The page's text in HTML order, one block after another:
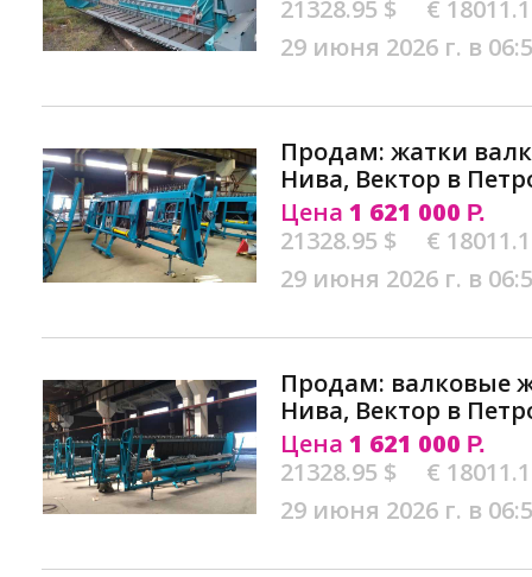
21328.95 $
€
29 июня 2026 г. в
Продам: жатки
Нива, Вектор в
Цена 1 621 000 Р.
21328.95 $
€
29 июня 2026 г. в
Продам: валковые
Нива, Вектор в
Цена 1 621 000 Р.
21328.95 $
€
29 июня 2026 г. в